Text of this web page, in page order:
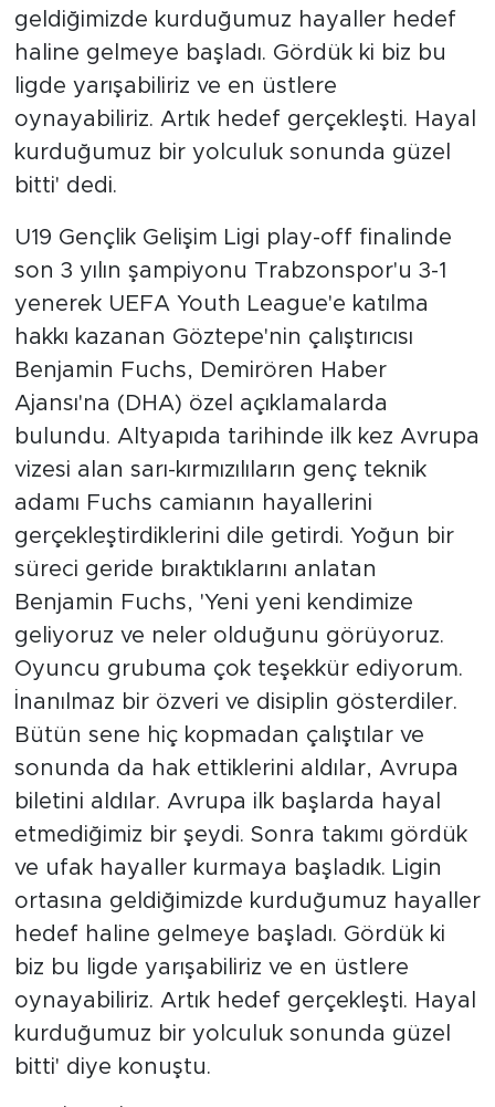
geldiğimizde kurduğumuz hayaller hedef
haline gelmeye başladı. Gördük ki biz bu
ligde yarışabiliriz ve en üstlere
oynayabiliriz. Artık hedef gerçekleşti. Hayal
kurduğumuz bir yolculuk sonunda güzel
bitti' dedi.
U19 Gençlik Gelişim Ligi play-off finalinde
son 3 yılın şampiyonu Trabzonspor'u 3-1
yenerek UEFA Youth League'e katılma
hakkı kazanan Göztepe'nin çalıştırıcısı
Benjamin Fuchs, Demirören Haber
Ajansı'na (DHA) özel açıklamalarda
bulundu. Altyapıda tarihinde ilk kez Avrupa
vizesi alan sarı-kırmızılıların genç teknik
adamı Fuchs camianın hayallerini
gerçekleştirdiklerini dile getirdi. Yoğun bir
süreci geride bıraktıklarını anlatan
Benjamin Fuchs, 'Yeni yeni kendimize
geliyoruz ve neler olduğunu görüyoruz.
Oyuncu grubuma çok teşekkür ediyorum.
İnanılmaz bir özveri ve disiplin gösterdiler.
Bütün sene hiç kopmadan çalıştılar ve
sonunda da hak ettiklerini aldılar, Avrupa
biletini aldılar. Avrupa ilk başlarda hayal
etmediğimiz bir şeydi. Sonra takımı gördük
ve ufak hayaller kurmaya başladık. Ligin
ortasına geldiğimizde kurduğumuz hayaller
hedef haline gelmeye başladı. Gördük ki
biz bu ligde yarışabiliriz ve en üstlere
oynayabiliriz. Artık hedef gerçekleşti. Hayal
kurduğumuz bir yolculuk sonunda güzel
bitti' diye konuştu.